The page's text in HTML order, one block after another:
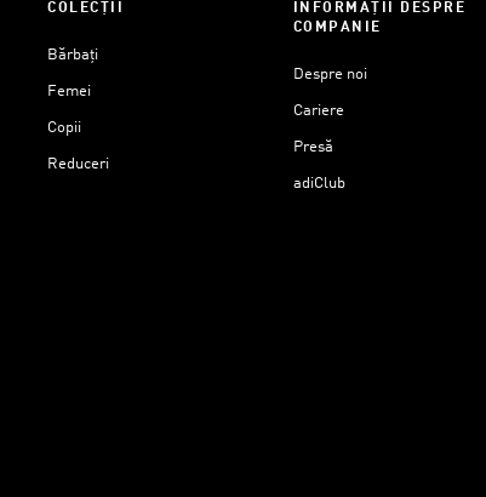
COLECȚII
Bărbați
Femei
Copii
Reduceri
INFORMAȚII DESPRE
COMPANIE
Despre noi
Cariere
Presă
adiClub